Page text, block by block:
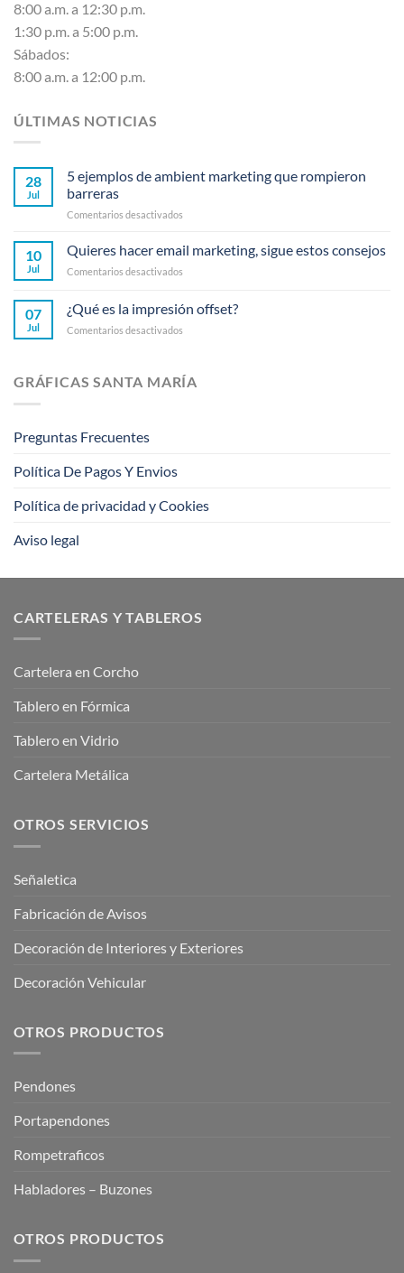
8:00 a.m. a 12:30 p.m.
1:30 p.m. a 5:00 p.m.
Sábados:
8:00 a.m. a 12:00 p.m.
ÚLTIMAS NOTICIAS
28
Jul
5 ejemplos de ambient marketing que rompieron
barreras
Comentarios desactivados
ejemplos
ambient
que
barreras
10
Jul
Quieres hacer email marketing, sigue estos consejos
Comentarios desactivados
email
marketing,
consejos
07
Jul
¿Qué es la impresión offset?
Comentarios desactivados
la
impresión
GRÁFICAS SANTA MARÍA
Preguntas Frecuentes
Política De Pagos Y Envios
Política de privacidad y Cookies
Aviso legal
CARTELERAS Y TABLEROS
Cartelera en Corcho
Tablero en Fórmica
Tablero en Vidrio
Cartelera Metálica
OTROS SERVICIOS
Señaletica
Fabricación de Avisos
Decoración de Interiores y Exteriores
Decoración Vehicular
OTROS PRODUCTOS
Pendones
Portapendones
Rompetraficos
Habladores – Buzones
OTROS PRODUCTOS